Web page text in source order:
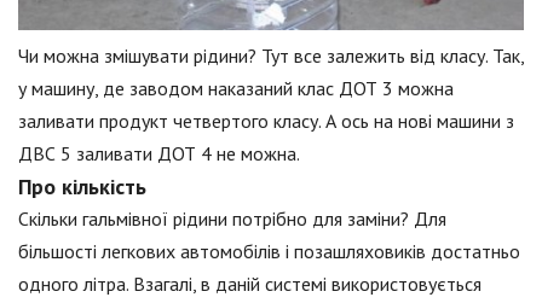
Чи можна змішувати рідини? Тут все залежить від класу. Так,
у машину, де заводом наказаний клас ДОТ 3 можна
заливати продукт четвертого класу. А ось на нові машини з
ДВС 5 заливати ДОТ 4 не можна.
Про кількість
Скільки гальмівної рідини потрібно для заміни? Для
більшості легкових автомобілів і позашляховиків достатньо
одного літра. Взагалі, в даній системі використовується